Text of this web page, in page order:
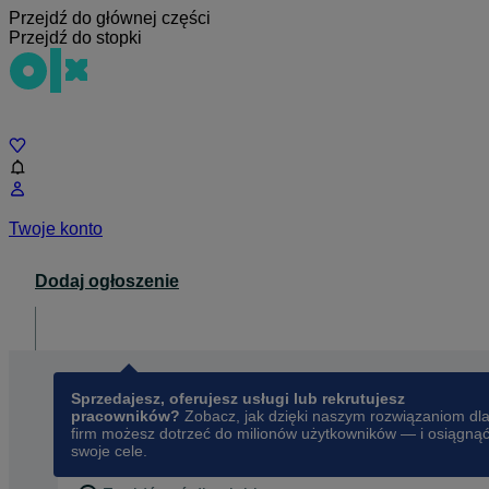
Przejdź do głównej części
Przejdź do stopki
Twoje konto
Dodaj ogłoszenie
Sprzedajesz, oferujesz usługi lub rekrutujesz
pracowników? Zobacz, jak dzięki naszym rozwiązaniom dla
firm możesz dotrzeć do milionów użytkowników — i osiągnąć
swoje cele.